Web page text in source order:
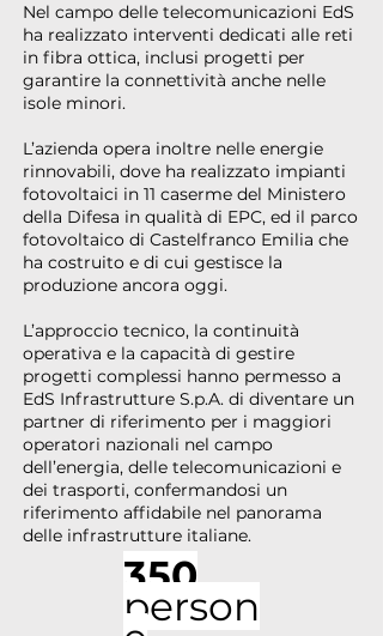
Nel campo delle telecomunicazioni EdS
ha realizzato interventi dedicati alle reti
in fibra ottica, inclusi progetti per
garantire la connettività anche nelle
isole minori.
L’azienda opera inoltre nelle energie
rinnovabili, dove ha realizzato impianti
fotovoltaici in 11 caserme del Ministero
della Difesa in qualità di EPC, ed il parco
fotovoltaico di Castelfranco Emilia che
ha costruito e di cui gestisce la
produzione ancora oggi.
L’approccio tecnico, la continuità
operativa e la capacità di gestire
progetti complessi hanno permesso a
EdS Infrastrutture S.p.A. di diventare un
partner di riferimento per i maggiori
operatori nazionali nel campo
dell’energia, delle telecomunicazioni e
dei trasporti, confermandosi un
riferimento affidabile nel panorama
delle infrastrutture italiane.
350
person